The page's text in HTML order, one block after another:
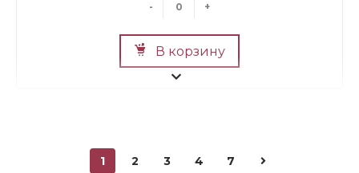
- +
В корзину
1 2 3 4 7